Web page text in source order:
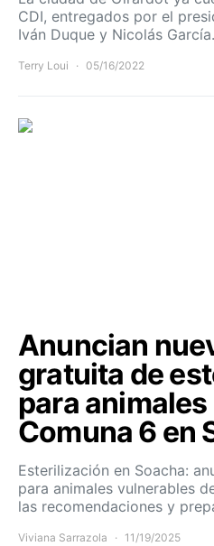
CDI, entregados por el
Iván Duque y Nicolás García.
Terry Loui 05/16/2022
Anuncian
gratuita de
para animales
Comuna 6 en
Esterilización en Soacha:
para animales vulnerables
las recomendaciones y
Viviana Sarrazola 11/19/2025